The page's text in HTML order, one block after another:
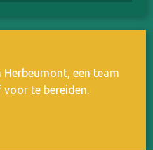
een team
te bereiden.